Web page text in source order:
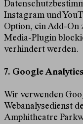
Instagramund
Option, ein Add-On
Media-Plugin
verhindert werden.
7. Google Analytics
Wir verwenden
Webanalysedienst
Amphitheatre